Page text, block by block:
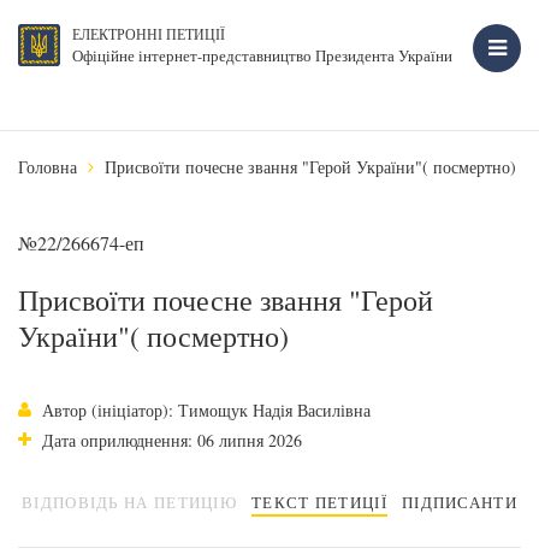
ЕЛЕКТРОННІ ПЕТИЦІЇ
Офіційне інтернет-представництво Президента України
Головна Присвоїти почесне звання "Герой України"( посмертно)
№22/266674-еп
Присвоїти почесне звання "Герой
України"( посмертно)
Автор (ініціатор): Тимощук Надія Василівна
Дата оприлюднення: 06 липня 2026
ВІДПОВІДЬ НА ПЕТИЦІЮ ТЕКСТ ПЕТИЦІЇ ПІДПИСАНТИ